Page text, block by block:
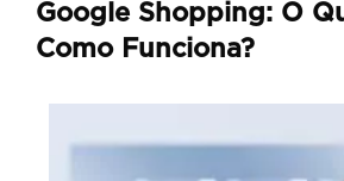
Google Shopping: O
Como Funciona?